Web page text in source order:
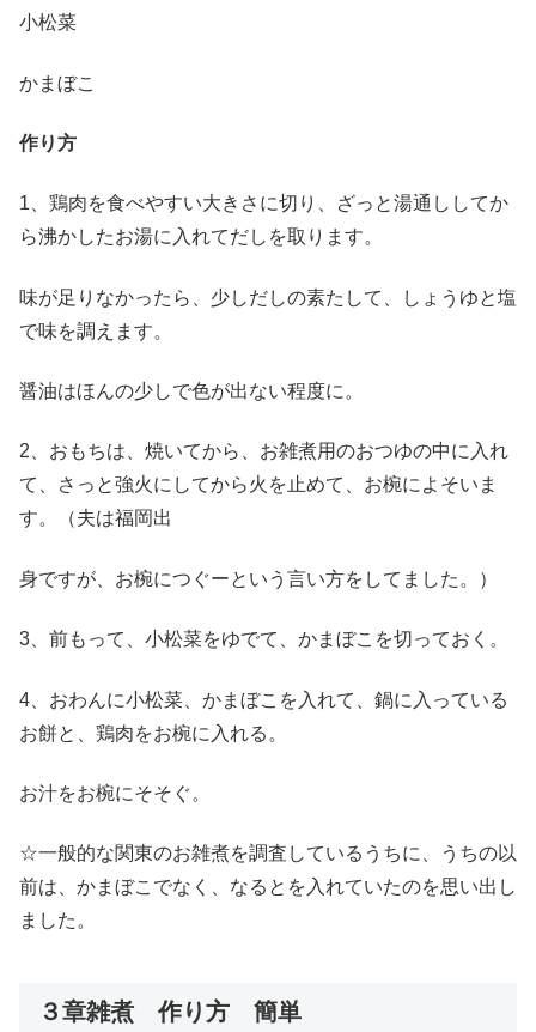
小松菜
かまぼこ
作り方
1、鶏肉を食べやすい大きさに切り、ざっと湯通ししてか
ら沸かしたお湯に入れてだしを取ります。
味が足りなかったら、少しだしの素たして、しょうゆと塩
で味を調えます。
醤油はほんの少しで色が出ない程度に。
2、おもちは、焼いてから、お雑煮用のおつゆの中に入れ
て、さっと強火にしてから火を止めて、お椀によそいま
す。（夫は福岡出
身ですが、お椀につぐーという言い方をしてました。）
3、前もって、小松菜をゆでて、かまぼこを切っておく。
4、おわんに小松菜、かまぼこを入れて、鍋に入っている
お餅と、鶏肉をお椀に入れる。
お汁をお椀にそそぐ。
☆一般的な関東のお雑煮を調査しているうちに、うちの以
前は、かまぼこでなく、なるとを入れていたのを思い出し
ました。
３章雑煮 作り方 簡単